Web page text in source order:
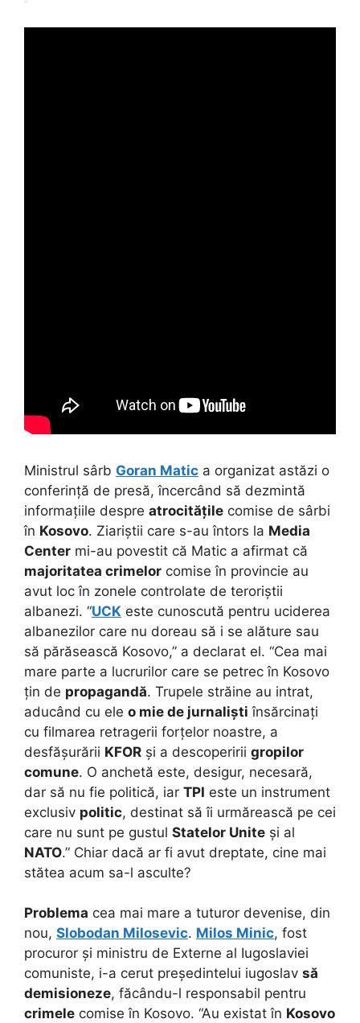
Ministrul sârb Goran Matic a organizat astăzi o
conferință de presă, încercând să dezmintă
informațiile despre atrocitățile comise de sârbi
în Kosovo. Ziariștii care s-au întors la Media
Center mi-au povestit că Matic a afirmat că
majoritatea crimelor comise în provincie au
avut loc în zonele controlate de teroriștii
albanezi. “UCK este cunoscută pentru uciderea
albanezilor care nu doreau să i se alăture sau
să părăsească Kosovo,” a declarat el. “Cea mai
mare parte a lucrurilor care se petrec în Kosovo
țin de propagandă. Trupele străine au intrat,
aducând cu ele o mie de jurnaliști însărcinați
cu filmarea retragerii forțelor noastre, a
desfășurării KFOR și a descoperirii gropilor
comune. O anchetă este, desigur, necesară,
dar să nu fie politică, iar TPI este un instrument
exclusiv politic, destinat să îi urmărească pe cei
care nu sunt pe gustul Statelor Unite și al
NATO.” Chiar dacă ar fi avut dreptate, cine mai
stătea acum sa-l asculte?
Problema cea mai mare a tuturor devenise, din
nou, Slobodan Milosevic. Milos Minic, fost
procuror și ministru de Externe al Iugoslaviei
comuniste, i-a cerut președintelui iugoslav să
demisioneze, făcându-l responsabil pentru
crimele comise în Kosovo. “Au existat în Kosovo